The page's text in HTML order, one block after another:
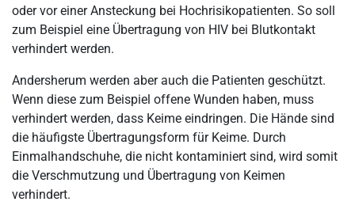
oder vor einer Ansteckung bei Hochrisikopatienten. So soll
zum Beispiel eine Übertragung von HIV bei Blutkontakt
verhindert werden.
Andersherum werden aber auch die Patienten geschützt.
Wenn diese zum Beispiel offene Wunden haben, muss
verhindert werden, dass Keime eindringen. Die Hände sind
die häufigste Übertragungsform für Keime. Durch
Einmalhandschuhe, die nicht kontaminiert sind, wird somit
die Verschmutzung und Übertragung von Keimen
verhindert.